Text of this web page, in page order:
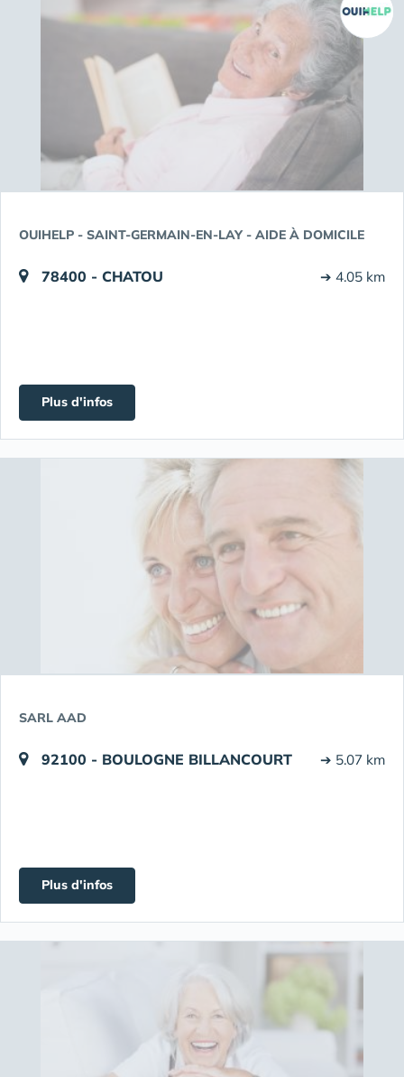
OUIHELP - SAINT-GERMAIN-EN-LAY - AIDE À DOMICILE
78400 - CHATOU ➔ 4.05 km
Plus d'infos
SARL AAD
92100 - BOULOGNE BILLANCOURT ➔ 5.07 km
Plus d'infos